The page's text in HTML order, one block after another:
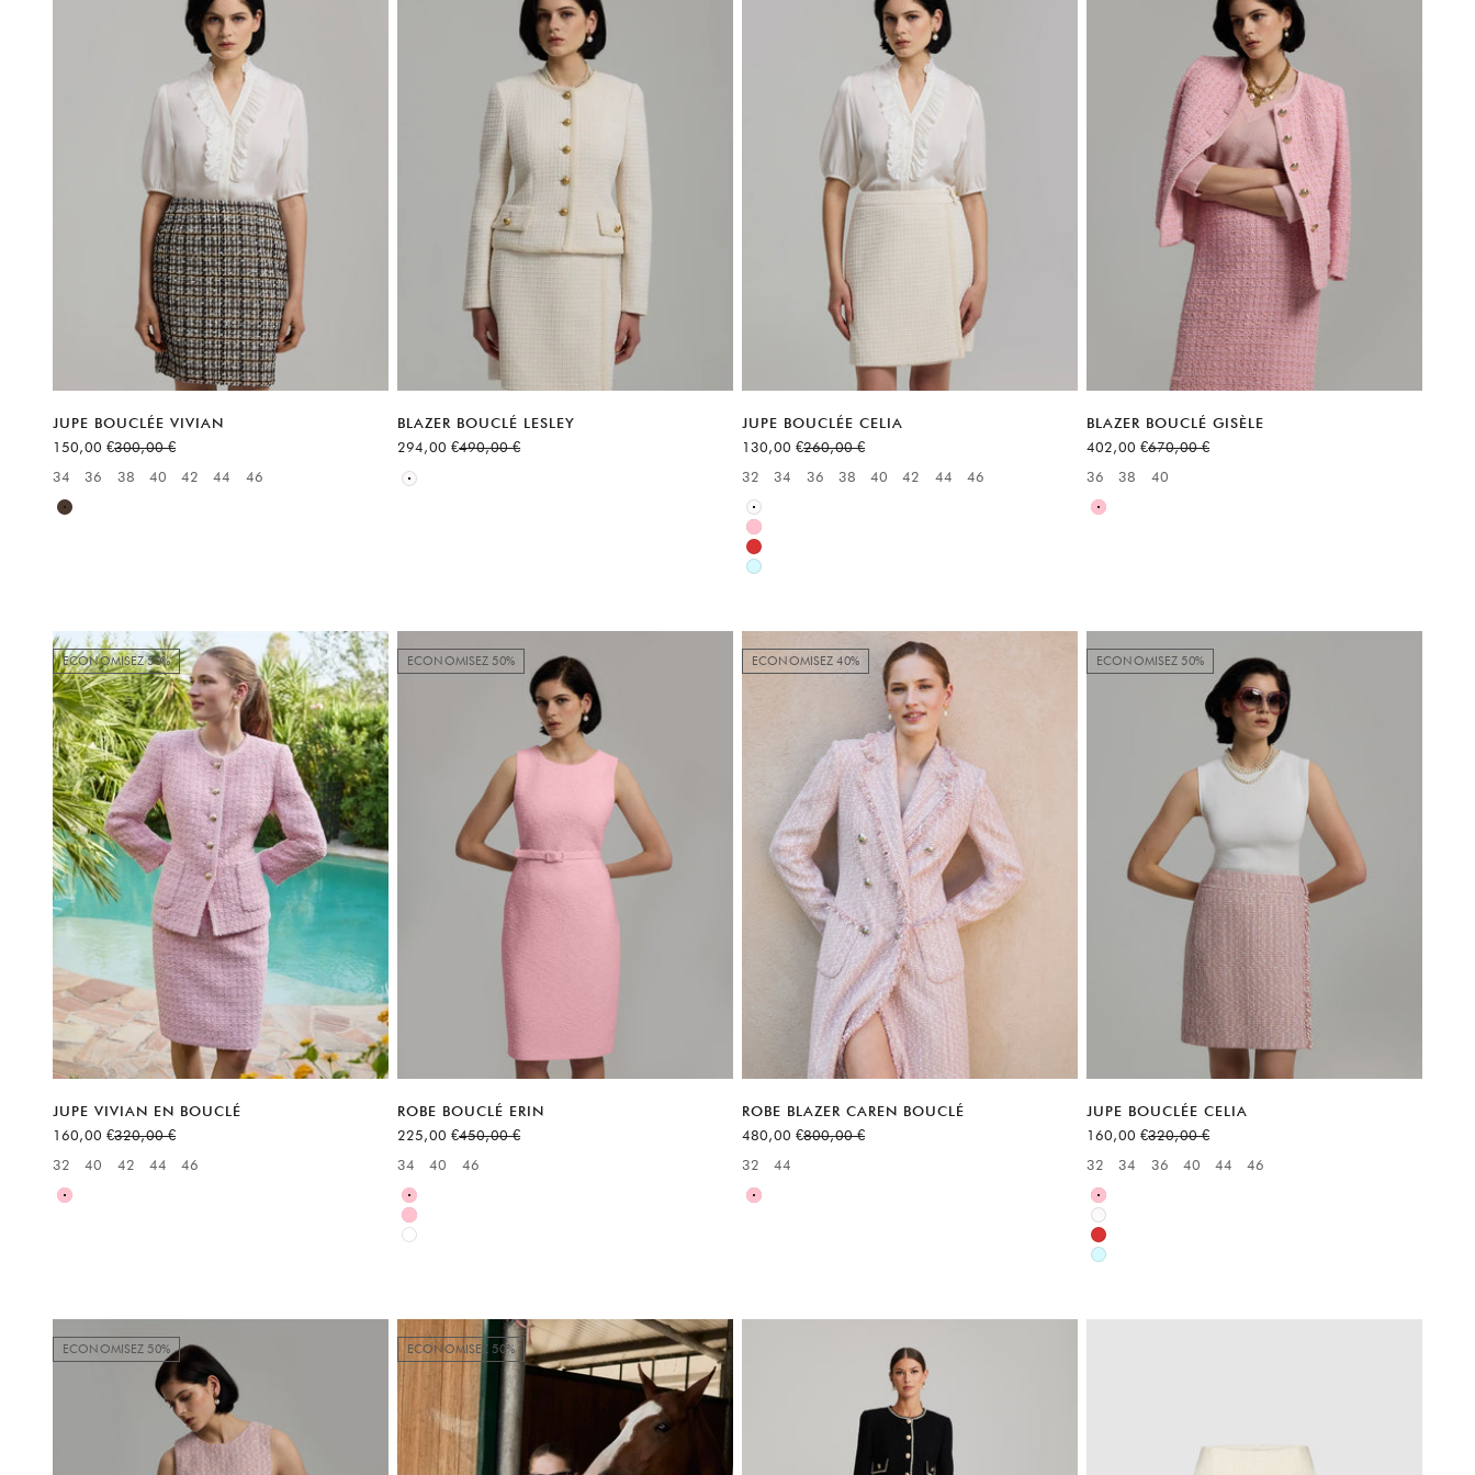
JUPE BOUCLÉE VIVIAN
Prix de vente
150,00 €Prix normal
300,00 €
Available sizes:
34 36 38 40 42 44 46
Marron
BLAZER BOUCLÉ LESLEY
Prix de vente
294,00 €Prix normal
490,00 €
Available sizes:
Blanc
JUPE BOUCLÉE CELIA
Prix de vente
130,00 €Prix normal
260,00 €
Available sizes:
32 34 36 38 40 42 44 46
Blanc
Rose
Rouge
Bleu
BLAZER BOUCLÉ GISÈLE
Prix de vente
402,00 €Prix normal
670,00 €
Available sizes:
36 38 40
Rose
ECONOMISEZ 50%
JUPE VIVIAN EN BOUCLÉ
Prix de vente
160,00 €Prix normal
320,00 €
Available sizes:
32 40 42 44 46
Rose
ECONOMISEZ 50%
ROBE BOUCLÉ ERIN
Prix de vente
225,00 €Prix normal
450,00 €
Available sizes:
34 40 46
Rose
Rose
Blanc
ECONOMISEZ 40%
ROBE BLAZER CAREN BOUCLÉ
Prix de vente
480,00 €Prix normal
800,00 €
Available sizes:
32 44
Rose
ECONOMISEZ 50%
JUPE BOUCLÉE CELIA
Prix de vente
160,00 €Prix normal
320,00 €
Available sizes:
32 34 36 40 44 46
Rose
Blanc
Rouge
Bleu
ECONOMISEZ 50% ECONOMISEZ 50%